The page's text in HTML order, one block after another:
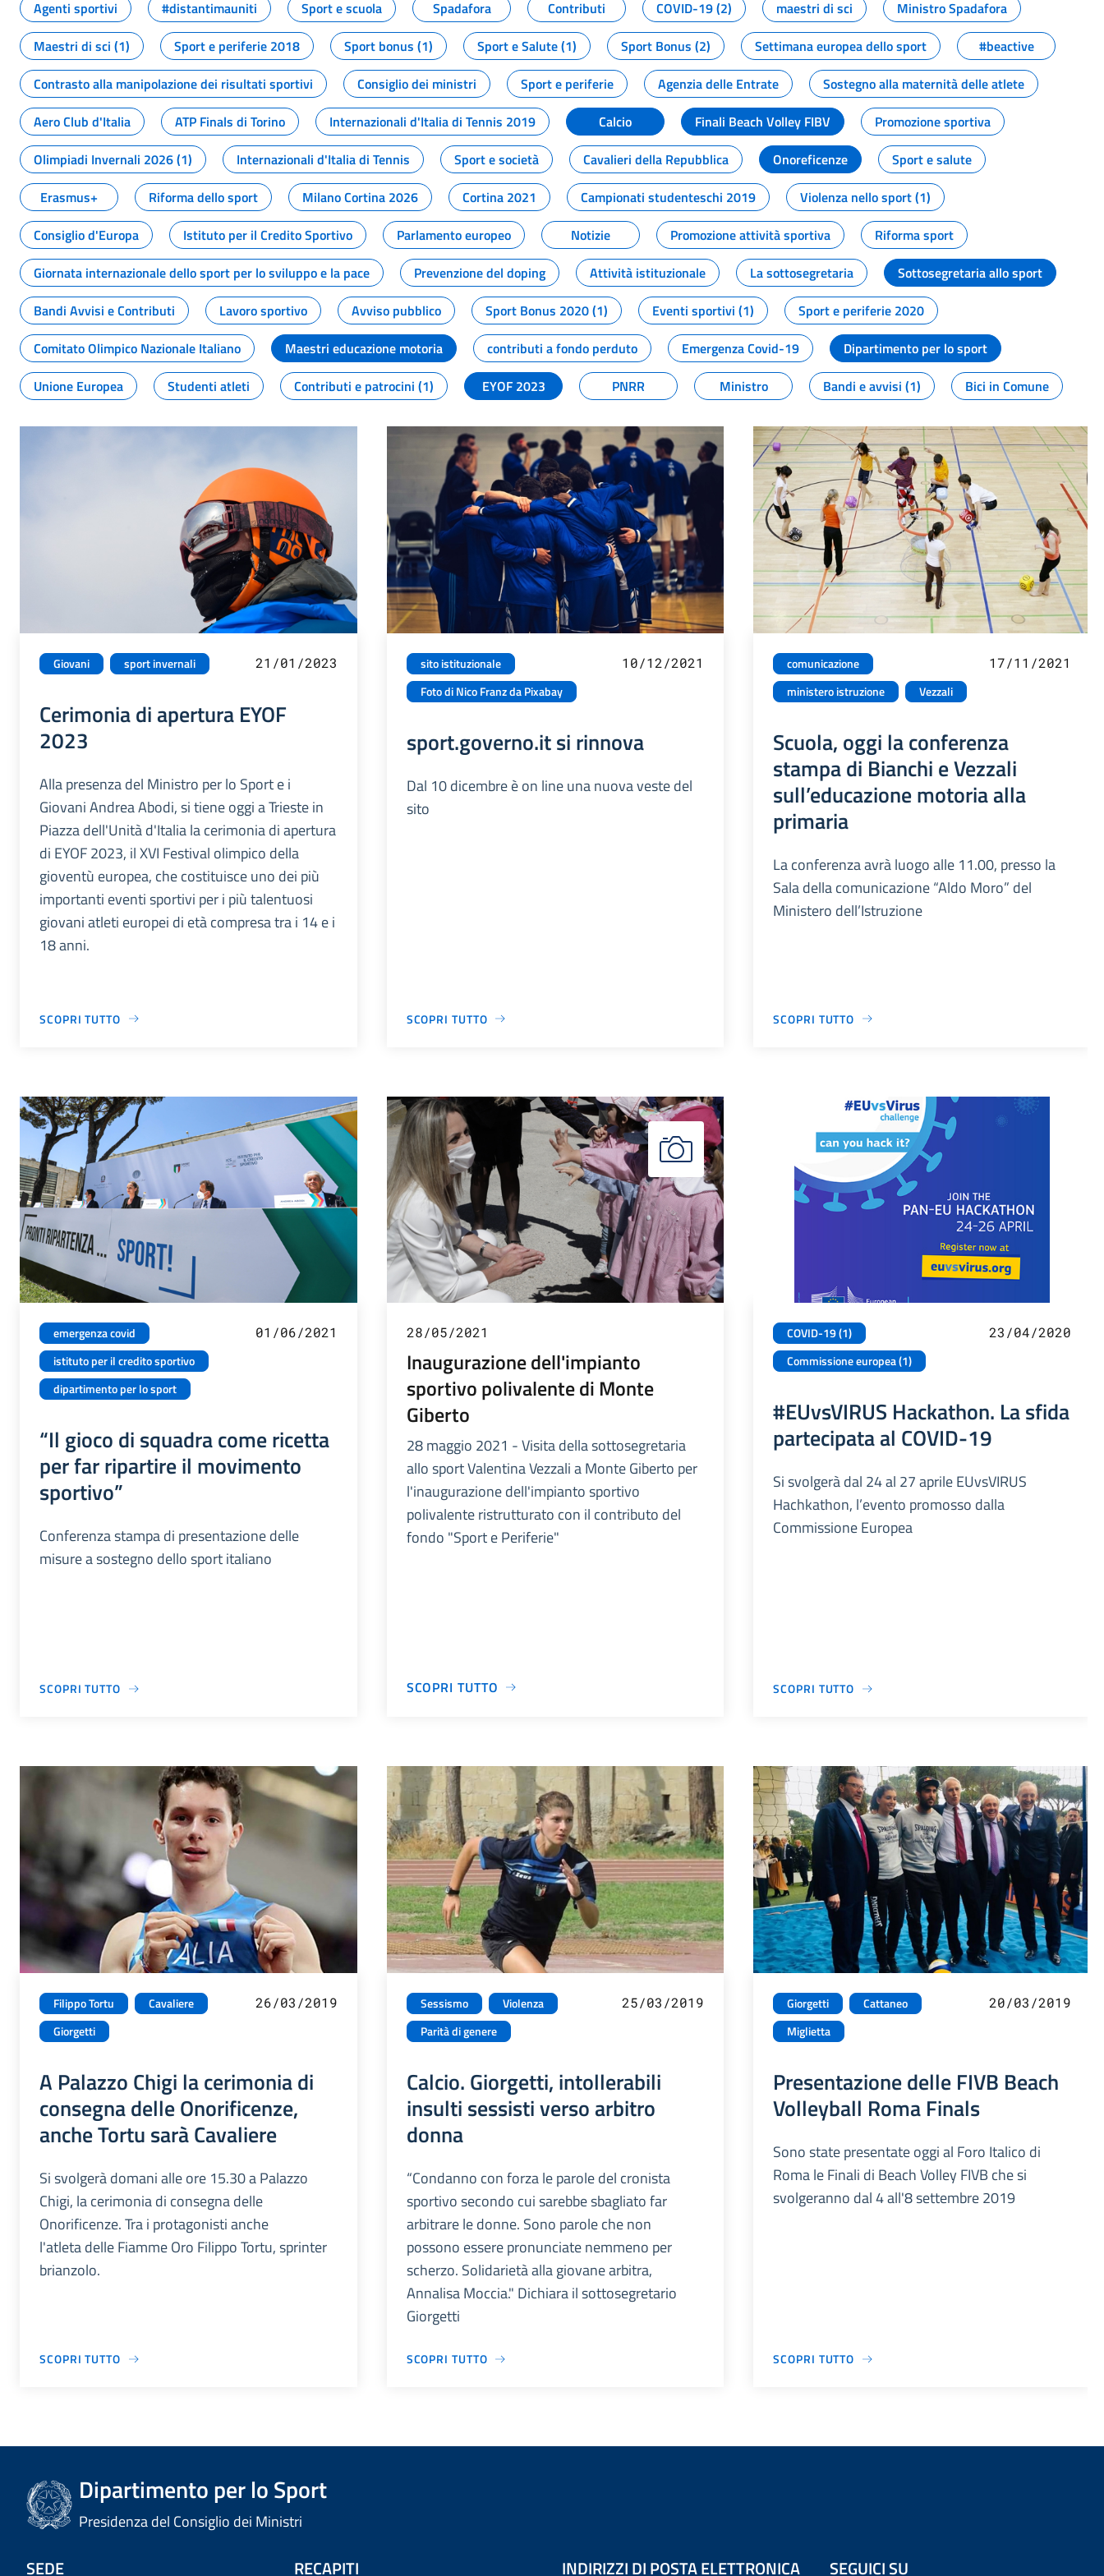
Agenti sportivi
#distantimauniti Sport e scuola Spadafora Contributi COVID-19 (2) maestri di sci
Ministro Spadafora
Maestri di sci (1)
Sport e periferie 2018 Sport bonus (1) Sport e Salute (1) Sport Bonus (2) Settimana europea dello sport
#beactive
Contrasto alla manipolazione dei risultati sportivi
Consiglio dei ministri Sport e periferie Agenzia delle Entrate
Sostegno alla maternità delle atlete
Aero Club d'Italia
ATP Finals di Torino Internazionali d'Italia di Tennis 2019 Calcio Finali Beach Volley FIBV
Promozione sportiva
Olimpiadi Invernali 2026 (1)
Internazionali d'Italia di Tennis Sport e società Cavalieri della Repubblica Onoreficenze
Sport e salute
Erasmus+
Riforma dello sport Milano Cortina 2026 Cortina 2021 Campionati studenteschi 2019
Violenza nello sport (1)
Consiglio d'Europa
Istituto per il Credito Sportivo Parlamento europeo Notizie Promozione attività sportiva
Riforma sport
Giornata internazionale dello sport per lo sviluppo e la pace
Prevenzione del doping Attività istituzionale La sottosegretaria
Sottosegretaria allo sport
Bandi Avvisi e Contributi
Lavoro sportivo Avviso pubblico Sport Bonus 2020 (1) Eventi sportivi (1)
Sport e periferie 2020
Comitato Olimpico Nazionale Italiano
Maestri educazione motoria contributi a fondo perduto Emergenza Covid-19
Dipartimento per lo sport
Unione Europea
Studenti atleti Contributi e patrocini (1) EYOF 2023 PNRR Ministro Bandi e avvisi (1) Bici in Comune
Giovani sport invernali 21/01/2023
Cerimonia di apertura EYOF
2023
Alla presenza del Ministro per lo Sport e i
Giovani Andrea Abodi, si tiene oggi a Trieste in
Piazza dell'Unità d'Italia la cerimonia di apertura
di EYOF 2023, il XVI Festival olimpico della
gioventù europea, che costituisce uno dei più
importanti eventi sportivi per i più talentuosi
giovani atleti europei di età compresa tra i 14 e i
18 anni.
SCOPRI TUTTO
sito istituzionale
Foto di Nico Franz da Pixabay
10/12/2021
sport.governo.it si rinnova
Dal 10 dicembre è on line una nuova veste del
sito
SCOPRI TUTTO
comunicazione
ministero istruzione
Vezzali
17/11/2021
Scuola, oggi la conferenza
stampa di Bianchi e Vezzali
sull’educazione motoria alla
primaria
La conferenza avrà luogo alle 11.00, presso la
Sala della comunicazione “Aldo Moro” del
Ministero dell’Istruzione
SCOPRI TUTTO
emergenza covid
istituto per il credito sportivo
dipartimento per lo sport
01/06/2021
“Il gioco di squadra come ricetta
per far ripartire il movimento
sportivo”
Conferenza stampa di presentazione delle
misure a sostegno dello sport italiano
SCOPRI TUTTO
28/05/2021
Inaugurazione dell'impianto
sportivo polivalente di Monte
Giberto
28 maggio 2021 - Visita della sottosegretaria
allo sport Valentina Vezzali a Monte Giberto per
l'inaugurazione dell'impianto sportivo
polivalente ristrutturato con il contributo del
fondo "Sport e Periferie"
SCOPRI TUTTO
COVID-19 (1)
Commissione europea (1)
23/04/2020
#EUvsVIRUS Hackathon. La sfida
partecipata al COVID-19
Si svolgerà dal 24 al 27 aprile EUvsVIRUS
Hachkathon, l’evento promosso dalla
Commissione Europea
SCOPRI TUTTO
Filippo Tortu
Cavaliere
Giorgetti
26/03/2019
A Palazzo Chigi la cerimonia di
consegna delle Onorificenze,
anche Tortu sarà Cavaliere
Si svolgerà domani alle ore 15.30 a Palazzo
Chigi, la cerimonia di consegna delle
Onorificenze. Tra i protagonisti anche
l'atleta delle Fiamme Oro Filippo Tortu, sprinter
brianzolo.
SCOPRI TUTTO
Sessismo
Violenza
Parità di genere
25/03/2019
Calcio. Giorgetti, intollerabili
insulti sessisti verso arbitro
donna
“Condanno con forza le parole del cronista
sportivo secondo cui sarebbe sbagliato far
arbitrare le donne. Sono parole che non
possono essere pronunciate nemmeno per
scherzo. Solidarietà alla giovane arbitra,
Annalisa Moccia." Dichiara il sottosegretario
Giorgetti
SCOPRI TUTTO
Giorgetti
Cattaneo
Miglietta
20/03/2019
Presentazione delle FIVB Beach
Volleyball Roma Finals
Sono state presentate oggi al Foro Italico di
Roma le Finali di Beach Volley FIVB che si
svolgeranno dal 4 all'8 settembre 2019
SCOPRI TUTTO
Dipartimento per lo Sport
Presidenza del Consiglio dei Ministri
SEDE RECAPITI INDIRIZZI DI POSTA ELETTRONICA SEGUICI SU